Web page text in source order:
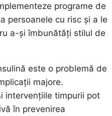
programe de
persoanele cu risc și a le
a-și îmbunătăți stilul de
este o problemă de
majore.
intervențiile timpurii pot
în prevenirea